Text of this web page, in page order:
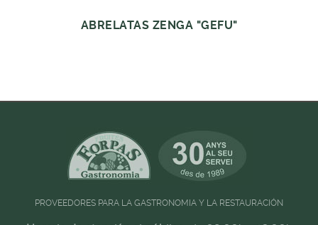
ABRELATAS ZENGA "GEFU"
PROVEEDORES PARA LA GASTRONOMIA Y LA RESTAURACIÓN